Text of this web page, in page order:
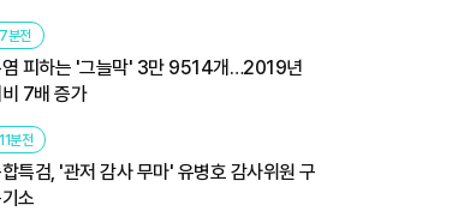
7분전
피하는 '그늘막' 3만 9514개…2019년
7배 증가
11분전
특검, '관저 감사 무마' 유병호 감사위원 구
소